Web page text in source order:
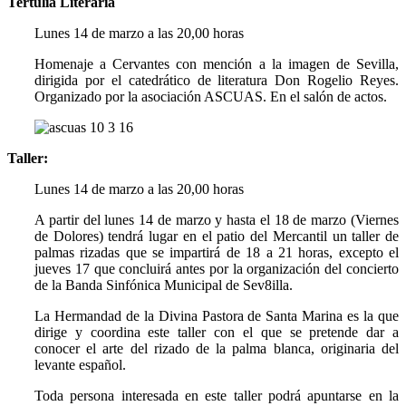
Lunes 14 de marzo a las 20,00 horas
Homenaje a Cervantes con mención a la imagen de Sevilla,
dirigida por el catedrático de literatura Don Rogelio Reyes.
Organizado por la asociación ASCUAS. En el salón de actos.
Taller:
Lunes 14 de marzo a las 20,00 horas
A partir del lunes 14 de marzo y hasta el 18 de marzo (Viernes
de Dolores) tendrá lugar en el patio del Mercantil un taller de
palmas rizadas que se impartirá de 18 a 21 horas, excepto el
jueves 17 que concluirá antes por la organización del concierto
de la Banda Sinfónica Municipal de Sev8illa.
La Hermandad de la Divina Pastora de Santa Marina es la que
dirige y coordina este taller con el que se pretende dar a
conocer el arte del rizado de la palma blanca, originaria del
levante español.
Toda persona interesada en este taller podrá apuntarse en la